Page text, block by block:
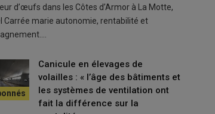
90 semaines d’âge à la réforme d’ici trois à
Dès lors qu’on a une belle poulette, bien
le dirigeant de l’établissement Le Gal. Affilié
d’œufs dans les Côtes d’Armor à La Motte,
Carrée marie autonomie, rentabilité et
Canicule en élevages de
volailles : « l’âge des bâtiments et
les systèmes de ventilation ont
fait la différence sur la